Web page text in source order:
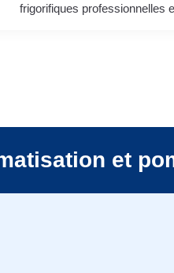
frigorifiques professionnelles
et